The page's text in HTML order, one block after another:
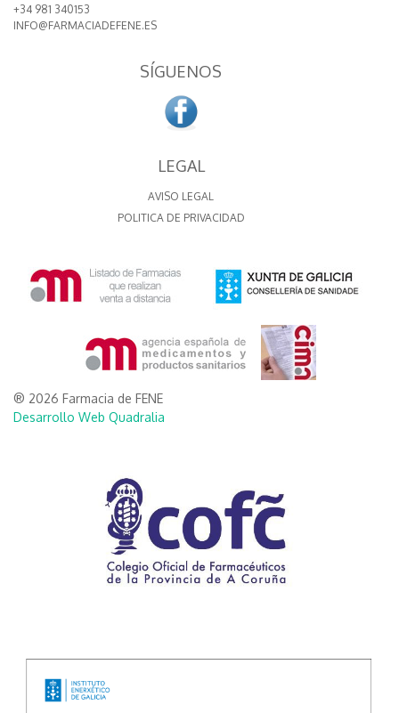
+34 981 340153
INFO@FARMACIADEFENE.ES
SÍGUENOS
LEGAL
AVISO LEGAL
POLITICA DE PRIVACIDAD
® 2026 Farmacia de FENE
Desarrollo Web Quadralia